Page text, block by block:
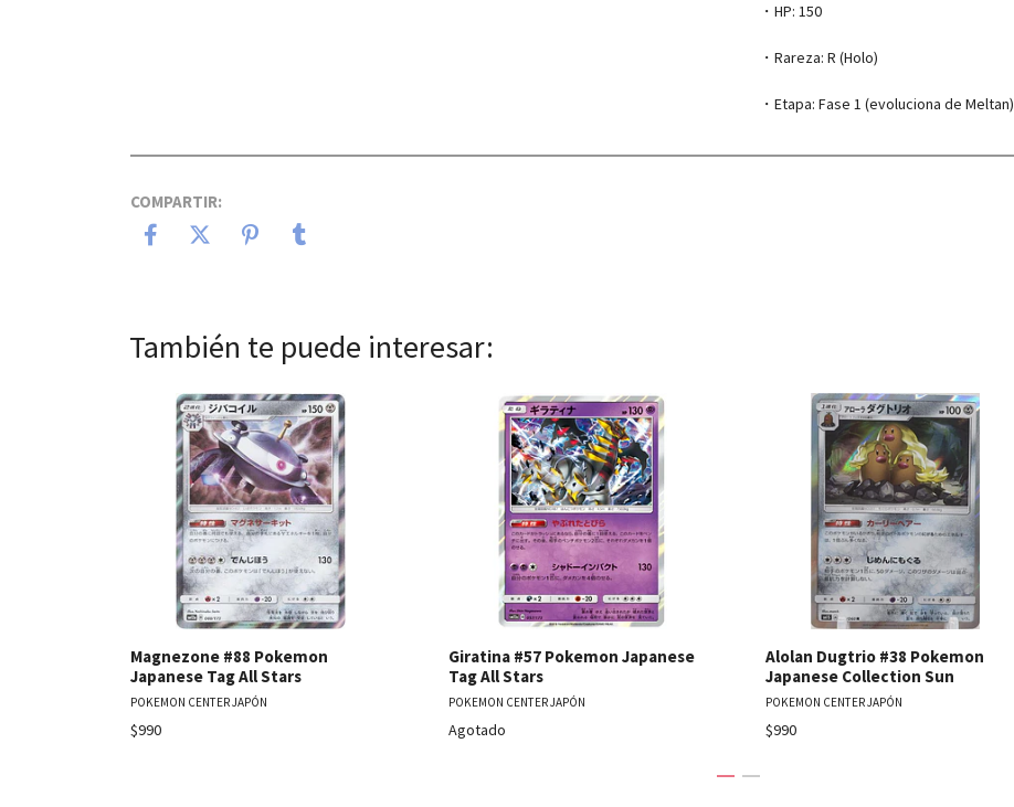
・HP: 150
・Rareza: R (Holo)
・Etapa: Fase 1 (evoluciona de Meltan)
COMPARTIR:
También te puede interesar:
Ver detalles
Magnezone #88 Pokemon
Japanese Tag All Stars
POKEMON CENTER JAPÓN
$990
Ver detalles
Giratina #57 Pokemon Japanese
Tag All Stars
POKEMON CENTER JAPÓN
Agotado
Ver detalles
Alolan Dugtrio #38 Pokemon
Japanese Collection Sun
POKEMON CENTER JAPÓN
$990